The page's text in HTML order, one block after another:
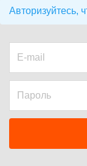
Авторизуйтесь,